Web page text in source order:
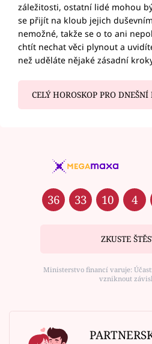
záležitosti, ostatní lidé mohou
se přijít na kloub jejich
nemožné, takže se o to ani
chtít nechat věci plynout a
než uděláte nějaké zásadní
CELÝ HOROSKOP PRO DNEŠNÍ
36 33 10 4
ZKUSTE
Ministerstvo financí varuje:
vzniknout